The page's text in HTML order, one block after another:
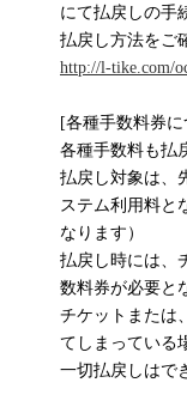
にて払戻しの手
払戻し方法を
http://l-tike.com/
[各種手数料券
各種手数料も払
払戻し対象は、
ステム利用料と
なります）
払戻し時には、
数料券が必要と
チケットまたは
てしまっている
一切払戻しはで